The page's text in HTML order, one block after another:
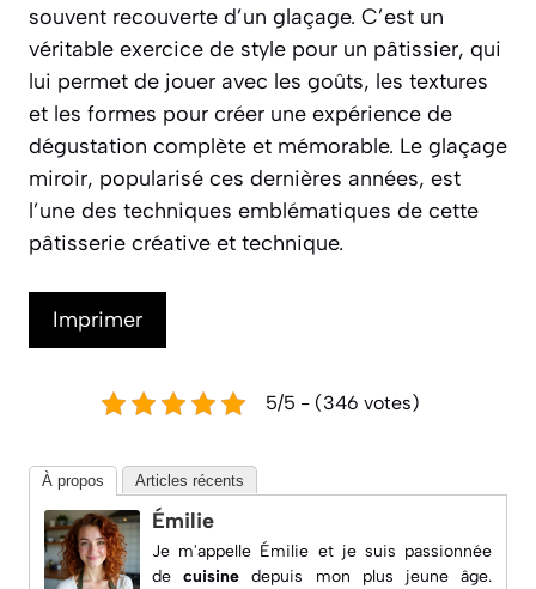
souvent recouverte d’un glaçage. C’est un
véritable exercice de style pour un pâtissier, qui
lui permet de jouer avec les goûts, les textures
et les formes pour créer une expérience de
dégustation complète et mémorable. Le glaçage
miroir, popularisé ces dernières années, est
l’une des techniques emblématiques de cette
pâtisserie créative et technique.
Imprimer
5/5 - (346 votes)
À propos Articles récents
Émilie
Je m'appelle Émilie et je suis passionnée
decuisine depuis mon plus jeune âge.